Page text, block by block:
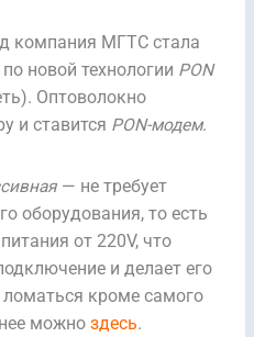
компания МГТС стала
новой технологии PON
Оптоволокно
и ставится PON-модем.
— не требует
оборудования, то есть
от 220V, что
и делает его
кроме самого
можно здесь.